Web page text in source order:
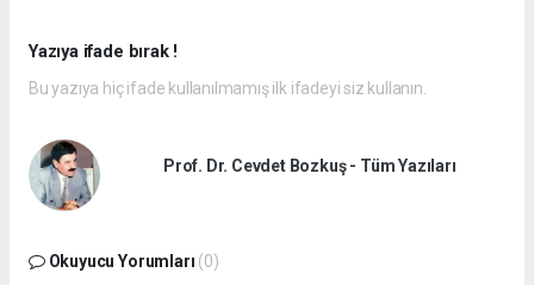
Yazıya ifade bırak !
Bu yazıya hiç ifade kullanılmamış ilk ifadeyi siz kullanın.
Prof. Dr. Cevdet Bozkuş - Tüm Yazıları
Okuyucu Yorumları (0)